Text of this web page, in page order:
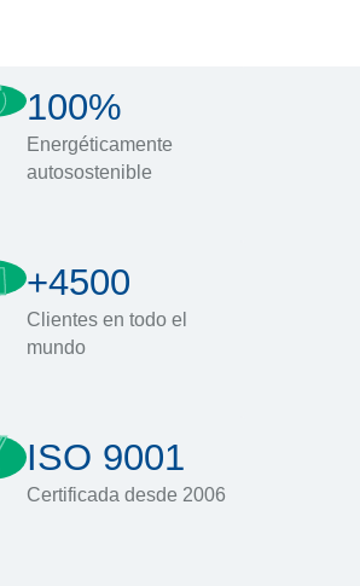
100%
Energéticamente
autosostenible
+4500
Clientes en todo el
mundo
ISO 9001
Certificada desde 2006